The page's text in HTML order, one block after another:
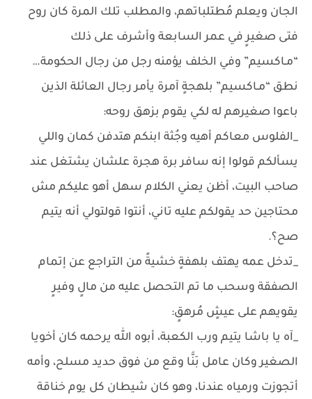
الجان ويعلم مُطتلباتهم، والمطلب تلك المرة كان روح
فتى صغيرٍ في عمر السابعة وأشرف على ذلك
“مـاكسيم” وفي الخلف يؤمنه رجل من رجال الحكومة…
نطق “مـاكسيم” بلهجةٍ آمرة يأمر رجال العائلة الذين
باعوا صغيرهم له لكي يقوم بزهق روحه:
_الفلوس معاكم أهيه وجُثة ابنكم هتدفن كمان واللي
يسألكم قولوا إنه سافر برة هجرة علشان يشتغل عند
صاحب البيت، أظن يعني الكلام سهل أهو عليكم مش
محتاجين حد يقولكم عليه تاني، أنتوا قولتولي أنه يتيم
صح؟.
_تدخل عمه يهتف بلهفةٍ خشيةً من التراجع عن إتمام
الصفقة وسحب ما تم التحصل عليه من مالٍ وفيرٍ
يقويهم على عيشٍ مُرهقٍ:
_آه يا باشا يتيم ورب الكعبة، أبوه الله يرحمه كان أخويا
الصغير وكان عامل بَنَّا وقع من فوق حديد مسلح، وأمه
أتجوزت ورمياه عندنا، وهو كان شيطان كل يوم خناقة